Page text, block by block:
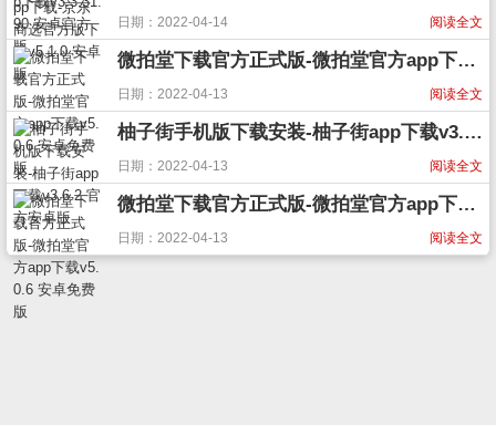
阅读全文
日期：2022-04-14
微拍堂下载官方正式版-微拍堂官方app下载v5.0.6 安卓免费版
阅读全文
日期：2022-04-13
柚子街手机版下载安装-柚子街app下载v3.6.2 官方安卓版
阅读全文
日期：2022-04-13
微拍堂下载官方正式版-微拍堂官方app下载v5.0.6 安卓免费版
阅读全文
日期：2022-04-13